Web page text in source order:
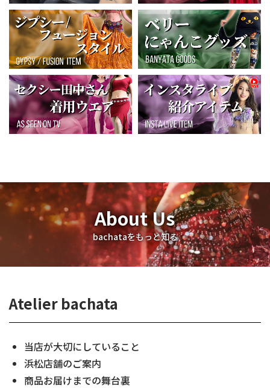
About Us
bachataをもっと知る
Atelier bachata
当店が大切にしていること
浜松店舗のご案内
商品お届けまでの舞台裏